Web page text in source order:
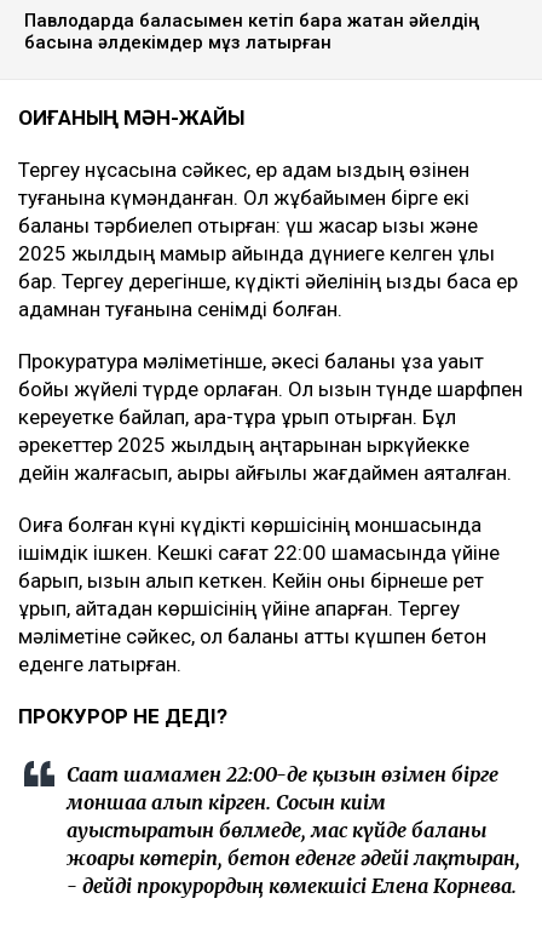
Павлодарда баласымен кетіп бара жатқан әйелдің
басына әлдекімдер мұз лақтырған
ОҚИҒАНЫҢ МӘН-ЖАЙЫ
Тергеу нұсқасына сәйкес, ер адам қыздың өзінен
туғанына күмәнданған. Ол жұбайымен бірге екі
баланы тәрбиелеп отырған: үш жасар қызы және
2025 жылдың мамыр айында дүниеге келген ұлы
бар. Тергеу дерегінше, күдікті әйелінің қызды басқа ер
адамнан туғанына сенімді болған.
Прокуратура мәліметінше, әкесі баланы ұзақ уақыт
бойы жүйелі түрде қорлаған. Ол қызын түнде шарфпен
кереуетке байлап, ара-тұра ұрып отырған. Бұл
әрекеттер 2025 жылдың қаңтарынан қыркүйекке
дейін жалғасып, ақыры қайғылы жағдаймен аяқталған.
Оқиға болған күні күдікті көршісінің моншасында
ішімдік ішкен. Кешкі сағат 22:00 шамасында үйіне
барып, қызын алып кеткен. Кейін оны бірнеше рет
ұрып, қайтадан көршісінің үйіне апарған. Тергеу
мәліметіне сәйкес, ол баланы қатты күшпен бетон
еденге лақтырған.
ПРОКУРОР НЕ ДЕДІ?
Сағат шамамен 22:00-де қызын өзімен бірге
моншаға алып кірген. Сосын киім
ауыстыратын бөлмеде, мас күйде баланы
жоғары көтеріп, бетон еденге әдейі лақтырған,
- дейді прокурордың көмекшісі Елена Корнева.